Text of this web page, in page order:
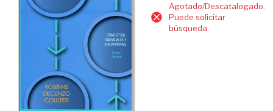
Agotado/Descatalogado.
Puede solicitar
búsqueda.